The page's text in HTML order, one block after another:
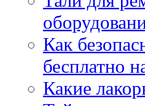
Как
бесплатно
Какие